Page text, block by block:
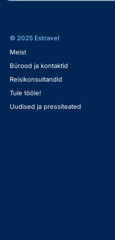
© 2025 Estravel
Meist
Bürood ja kontaktid
Reisikonsultandid
Tule tööle!
Uudised ja pressiteated